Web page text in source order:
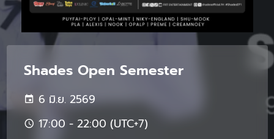
Shades Open Semester
6 มิ.ย. 2569
17:00 - 22:00 (UTC+7)